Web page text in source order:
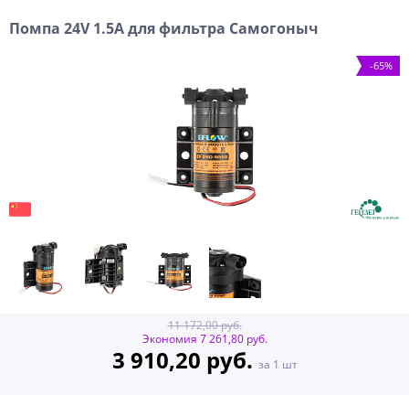
Помпа 24V 1.5A для фильтра Самогоныч
-65%
11 172,00 руб.
Экономия 7 261,80 руб.
3 910,20 руб. за 1 шт